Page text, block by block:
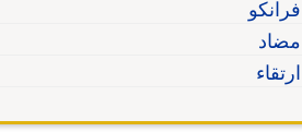
فرانكو
مضاد
ارتقاء